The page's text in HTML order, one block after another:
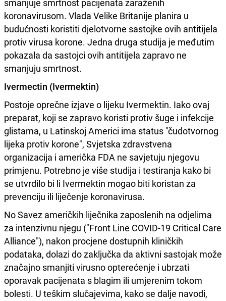
koronavirusom. Vlada Velike Britanije planira u
budućnosti koristiti djelotvorne sastojke ovih antitijela
protiv virusa korone. Jedna druga studija je međutim
pokazala da sastojci ovih antitijela zapravo ne
smanjuju smrtnost.
Ivermectin (Ivermektin)
Postoje oprečne izjave o lijeku Ivermektin. Iako ovaj
preparat, koji se zapravo koristi protiv šuge i infekcije
glistama, u Latinskoj Americi ima status "čudotvornog
lijeka protiv korone", Svjetska zdravstvena
organizacija i američka FDA ne savjetuju njegovu
primjenu. Potrebno je više studija i testiranja kako bi
se utvrdilo bi li Ivermektin mogao biti koristan za
prevenciju ili liječenje koronavirusa.
No Savez američkih liječnika zaposlenih na odjelima
za intenzivnu njegu ("Front Line COVID-19 Critical Care
Alliance"), nakon procjene dostupnih kliničkih
podataka, dolazi do zaključka da aktivni sastojak može
značajno smanjiti virusno opterećenje i ubrzati
oporavak pacijenata s blagim ili umjerenim tokom
bolesti. U teškim slučajevima, kako se dalje navodi,